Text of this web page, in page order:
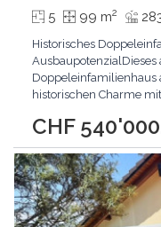
CHF
5 99 m2
Historisches
Doppeleinfamilienhaus
historischen Charme
einen grosszügigen
enormes
ruhigen Quartiers